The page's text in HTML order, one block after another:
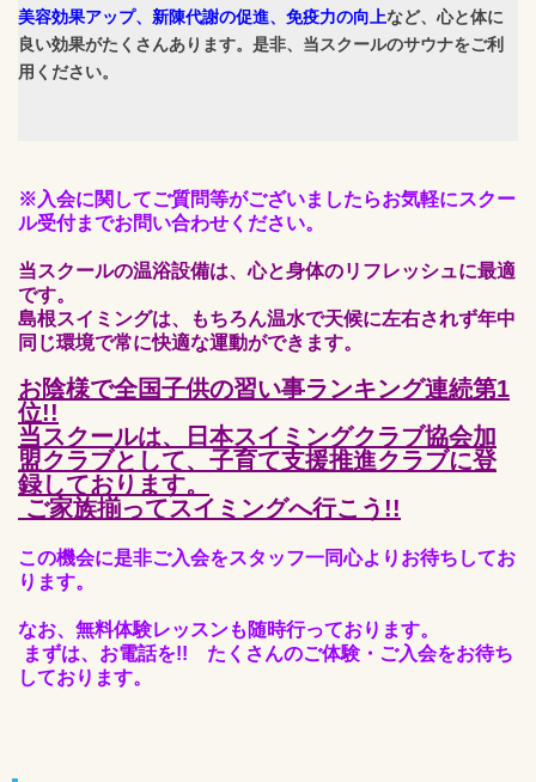
美容効果アップ、新陳代謝の促進、免疫力の向上など、心と体に
良い効果がたくさんあります。是非、当スクールのサウナをご利
用ください。
※入会に関してご質問等がございましたらお気軽にスクー
ル受付までお問い合わせください。
当スクールの温浴設備は、心と身体のリフレッシュに最適
です。
島根スイミングは、もちろん温水で天候に左右されず年中
同じ環境で常に快適な運動ができます。
お陰様で全国子供の習い事ランキング連続第1
位!!
当スクールは、日本スイミングクラブ協会加
盟クラブとして、子育て支援推進クラブに登
録しております。
ご家族揃ってスイミングへ行こう!!
この機会に是非ご入会をスタッフ一同心よりお待ちしてお
ります。
なお、無料体験レッスンも随時行っております。
まずは、お電話を!! たくさんのご体験・ご入会をお待ち
しております。